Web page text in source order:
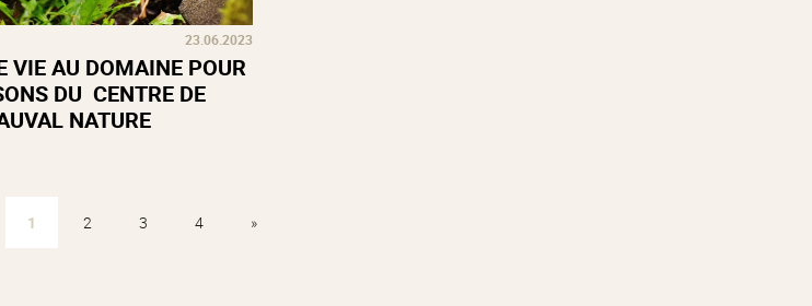
23.06.2023
VIE AU DOMAINE POUR
DU CENTRE DE
NATURE
1 2 3 4 »